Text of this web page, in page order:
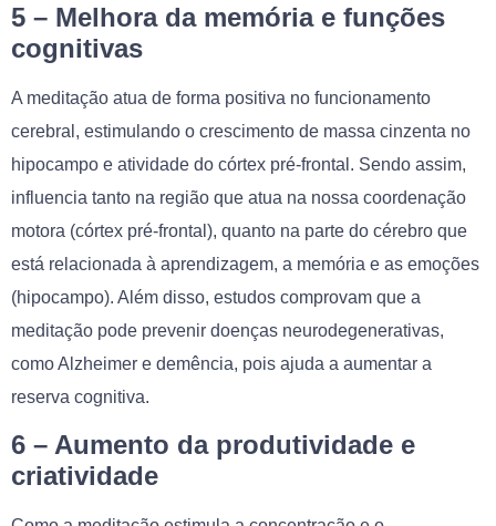
5 – Melhora da memória e funções
cognitivas
A meditação atua de forma positiva no funcionamento
cerebral, estimulando o crescimento de massa cinzenta no
hipocampo e atividade do córtex pré-frontal. Sendo assim,
influencia tanto na região que atua na nossa coordenação
motora (córtex pré-frontal), quanto na parte do cérebro que
está relacionada à aprendizagem, a memória e as emoções
(hipocampo). Além disso, estudos comprovam que a
meditação pode prevenir doenças neurodegenerativas,
como Alzheimer e demência, pois ajuda a aumentar a
reserva cognitiva.
6 – Aumento da produtividade e
criatividade